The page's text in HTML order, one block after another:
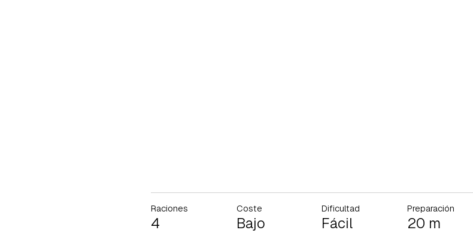
Raciones
4
Coste
Bajo
Dificultad
Fácil
Preparación
20 m